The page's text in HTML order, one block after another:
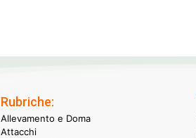
Rubriche:
Allevamento e Doma
Attacchi